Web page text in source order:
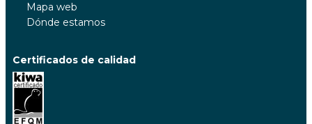
Mapa web
Dónde estamos
Certificados de calidad